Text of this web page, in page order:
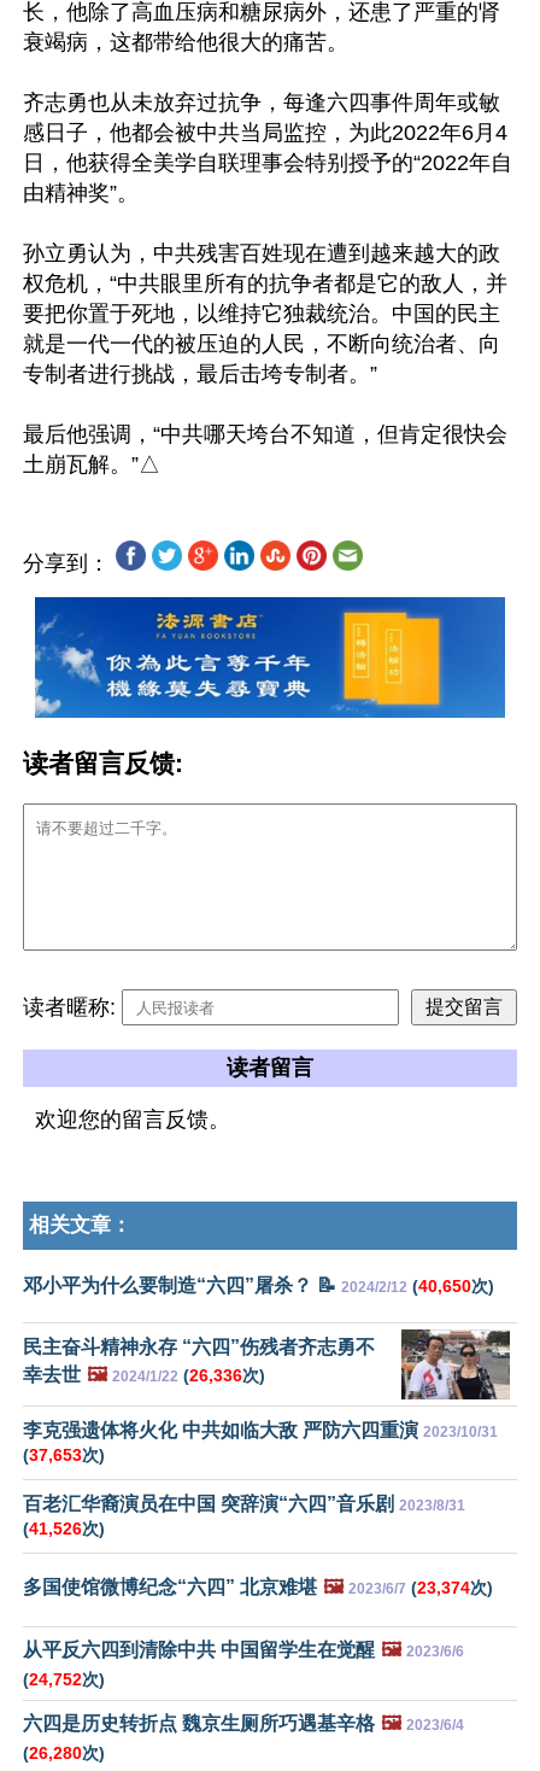
长，他除了高血压病和糖尿病外，还患了严重的肾
衰竭病，这都带给他很大的痛苦。
齐志勇也从未放弃过抗争，每逢六四事件周年或敏
感日子，他都会被中共当局监控，为此2022年6月4
日，他获得全美学自联理事会特别授予的“2022年自
由精神奖”。
孙立勇认为，中共残害百姓现在遭到越来越大的政
权危机，“中共眼里所有的抗争者都是它的敌人，并
要把你置于死地，以维持它独裁统治。中国的民主
就是一代一代的被压迫的人民，不断向统治者、向
专制者进行挑战，最后击垮专制者。”
最后他强调，“中共哪天垮台不知道，但肯定很快会
分享到：
读者留言反馈:
读者暱称:
读者留言
欢迎您的留言反馈。
相关文章：
邓小平为什么要制造“六四”屠杀？ 📝 2024/2/12 (40,650次)
民主奋斗精神永存 “六四”伤残者齐志勇不
幸去世 🖼️ 2024/1/22 (26,336次)
李克强遗体将火化 中共如临大敌 严防六四重演 2023/10/31
(37,653次)
百老汇华裔演员在中国 突辞演“六四”音乐剧 2023/8/31
(41,526次)
多国使馆微博纪念“六四” 北京难堪 🖼️ 2023/6/7 (23,374次)
从平反六四到清除中共 中国留学生在觉醒 🖼️ 2023/6/6
(24,752次)
六四是历史转折点 魏京生厕所巧遇基辛格 🖼️ 2023/6/4
(26,280次)